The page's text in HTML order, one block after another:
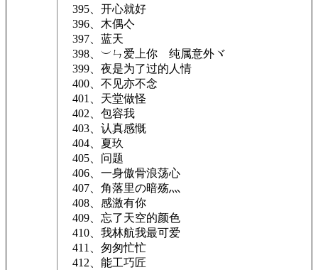
395、开心就好
396、木偶亽
397、蓝天
398、︶ㄣ爱上你ゝ纯属意外ヾ
399、夜是为了过的人情
400、不见亦不念
401、天堂做怪
402、包容我
403、认真感慨
404、夏玖
405、问题
406、一身傲骨浪荡心
407、角落里の暗殇灬
408、感激有你
409、忘了天空的颜色
410、我林航我最可爱
411、匆匆忙忙
412、能工巧匠